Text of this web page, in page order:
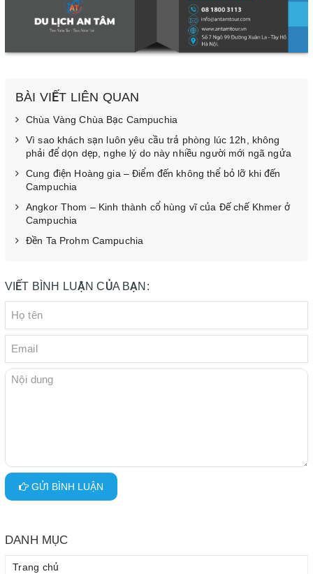
BÀI VIẾT LIÊN QUAN
Chùa Vàng Chùa Bạc Campuchia
Vì sao khách sạn luôn yêu cầu trả phòng lúc 12h, không
phải để dọn dẹp, nghe lý do này nhiều người mới ngã ngửa
Cung điện Hoàng gia – Điểm đến không thể bỏ lỡ khi đến
Campuchia
Angkor Thom – Kinh thành cổ hùng vĩ của Đế chế Khmer ở
Campuchia
Đền Ta Prohm Campuchia
VIẾT BÌNH LUẬN CỦA BẠN:
GỬI BÌNH LUẬN
DANH MỤC
Trang chủ